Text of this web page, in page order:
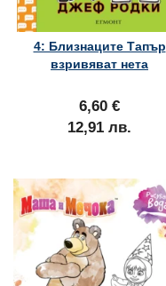
4: Близнаците Тапър
взривяват нета
6,60 €
12,91 лв.